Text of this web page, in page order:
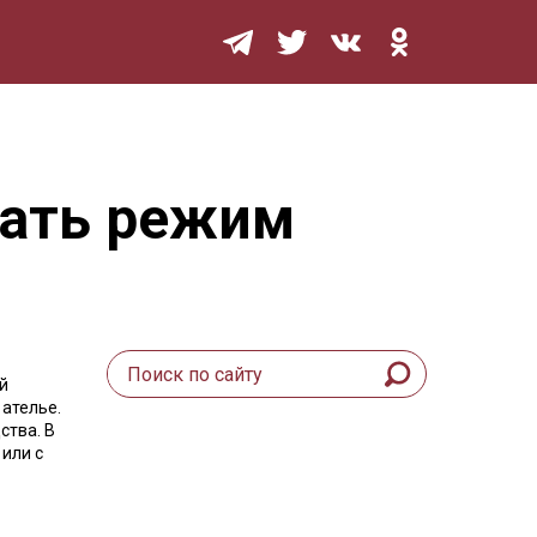
режим
В
с